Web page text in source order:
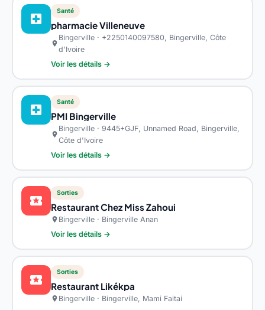
local_hospital
Santé
pharmacie Villeneuve
location_on
Bingerville · +2250140097580, Bingerville, Côte
d'Ivoire
Voir les détails →
local_hospital
Santé
PMI Bingerville
location_on
Bingerville · 9445+GJF, Unnamed Road, Bingerville,
Côte d'Ivoire
Voir les détails →
local_activity
Sorties
Restaurant Chez Miss Zahoui
location_on Bingerville · Bingerville Anan
Voir les détails →
local_activity
Sorties
Restaurant Likékpa
location_on Bingerville · Bingerville, Mami Faitai